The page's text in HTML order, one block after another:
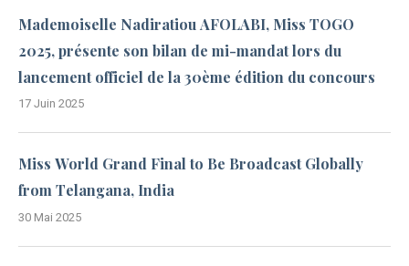
Mademoiselle Nadiratiou AFOLABI, Miss TOGO
2025, présente son bilan de mi-mandat lors du
lancement officiel de la 30ème édition du concours
17 Juin 2025
Miss World Grand Final to Be Broadcast Globally
from Telangana, India
30 Mai 2025